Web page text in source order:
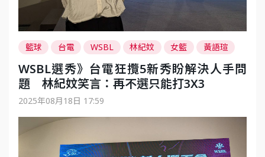
籃球 台電 WSBL 林紀妏 女籃
黃語瑄
侯子映 李盈潔 李依蒨
WSBL選秀》台電狂攬5新秀盼解決人手問
題 林紀妏笑言：再不選只能打3X3
2025年08月18日 17:59